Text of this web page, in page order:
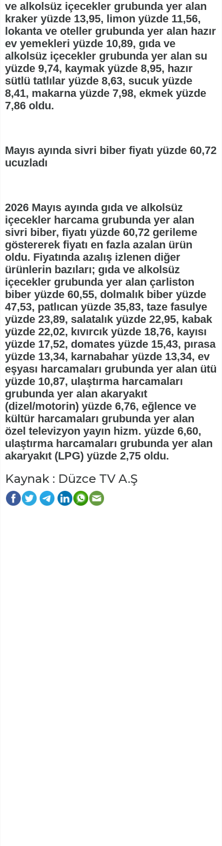
ve alkolsüz içecekler grubunda yer alan
kraker yüzde 13,95, limon yüzde 11,56,
lokanta ve oteller grubunda yer alan hazır
ev yemekleri yüzde 10,89, gıda ve
alkolsüz içecekler grubunda yer alan su
yüzde 9,74, kaymak yüzde 8,95, hazır
sütlü tatlılar yüzde 8,63, sucuk yüzde
8,41, makarna yüzde 7,98, ekmek yüzde
7,86 oldu.
Mayıs ayında sivri biber fiyatı yüzde 60,72
ucuzladı
2026 Mayıs ayında gıda ve alkolsüz
içecekler harcama grubunda yer alan
sivri biber, fiyatı yüzde 60,72 gerileme
göstererek fiyatı en fazla azalan ürün
oldu. Fiyatında azalış izlenen diğer
ürünlerin bazıları; gıda ve alkolsüz
içecekler grubunda yer alan çarliston
biber yüzde 60,55, dolmalık biber yüzde
47,53, patlıcan yüzde 35,83, taze fasulye
yüzde 23,89, salatalık yüzde 22,95, kabak
yüzde 22,02, kıvırcık yüzde 18,76, kayısı
yüzde 17,52, domates yüzde 15,43, pırasa
yüzde 13,34, karnabahar yüzde 13,34, ev
eşyası harcamaları grubunda yer alan ütü
yüzde 10,87, ulaştırma harcamaları
grubunda yer alan akaryakıt
(dizel/motorin) yüzde 6,76, eğlence ve
kültür harcamaları grubunda yer alan
özel televizyon yayın hizm. yüzde 6,60,
ulaştırma harcamaları grubunda yer alan
akaryakıt (LPG) yüzde 2,75 oldu.
Kaynak : Düzce TV A.Ş